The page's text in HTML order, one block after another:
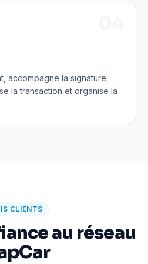
accompagne la signature
la transaction et organise la
CLIENTS
au réseau